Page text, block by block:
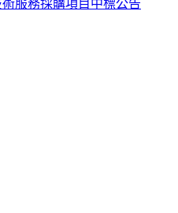
服務採購項目中標公告